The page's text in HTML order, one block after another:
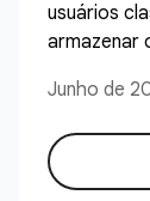
usuários
armazenar
Junho de